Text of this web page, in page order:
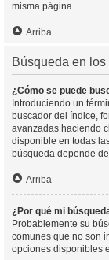
misma página.
Arriba
Búsqueda en los
¿Cómo se puede
Introduciendo un
buscador del índice,
avanzadas haciendo
disponible en todas
búsqueda depende
Arriba
¿Por qué mi
Probablemente su
comunes que no son
opciones disponibles